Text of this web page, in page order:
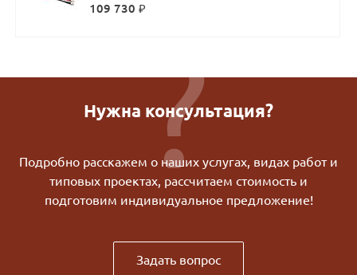
109 730 ₽
Нужна консультация?
Подробно расскажем о наших услугах, видах работ и
типовых проектах, рассчитаем стоимость и
подготовим индивидуальное предложение!
Задать вопрос